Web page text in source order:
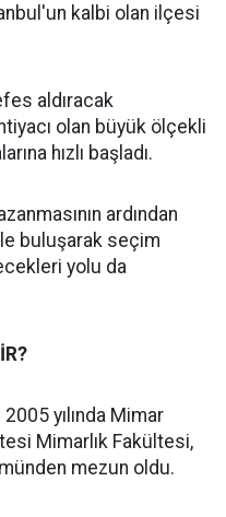
kalbi olan ilçesi
aldıracak
olan büyük ölçekli
hızlı başladı.
ardından
buluşarak seçim
yolu da
2005 yılında Mimar
Mimarlık Fakültesi,
mezun oldu.